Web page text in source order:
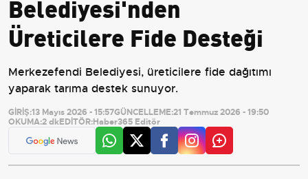
Üreticilere Fide Desteği
Merkezefendi Belediyesi, üreticilere fide dağıtımı
yaparak tarıma destek sunuyor.
GİRİŞ:13 Mayıs 2026 - 15:57GÜNCELLEME:21 Temmuz 2026 - 19:50
OKUMA:2 dkEDİTÖR:Haber365 Editör